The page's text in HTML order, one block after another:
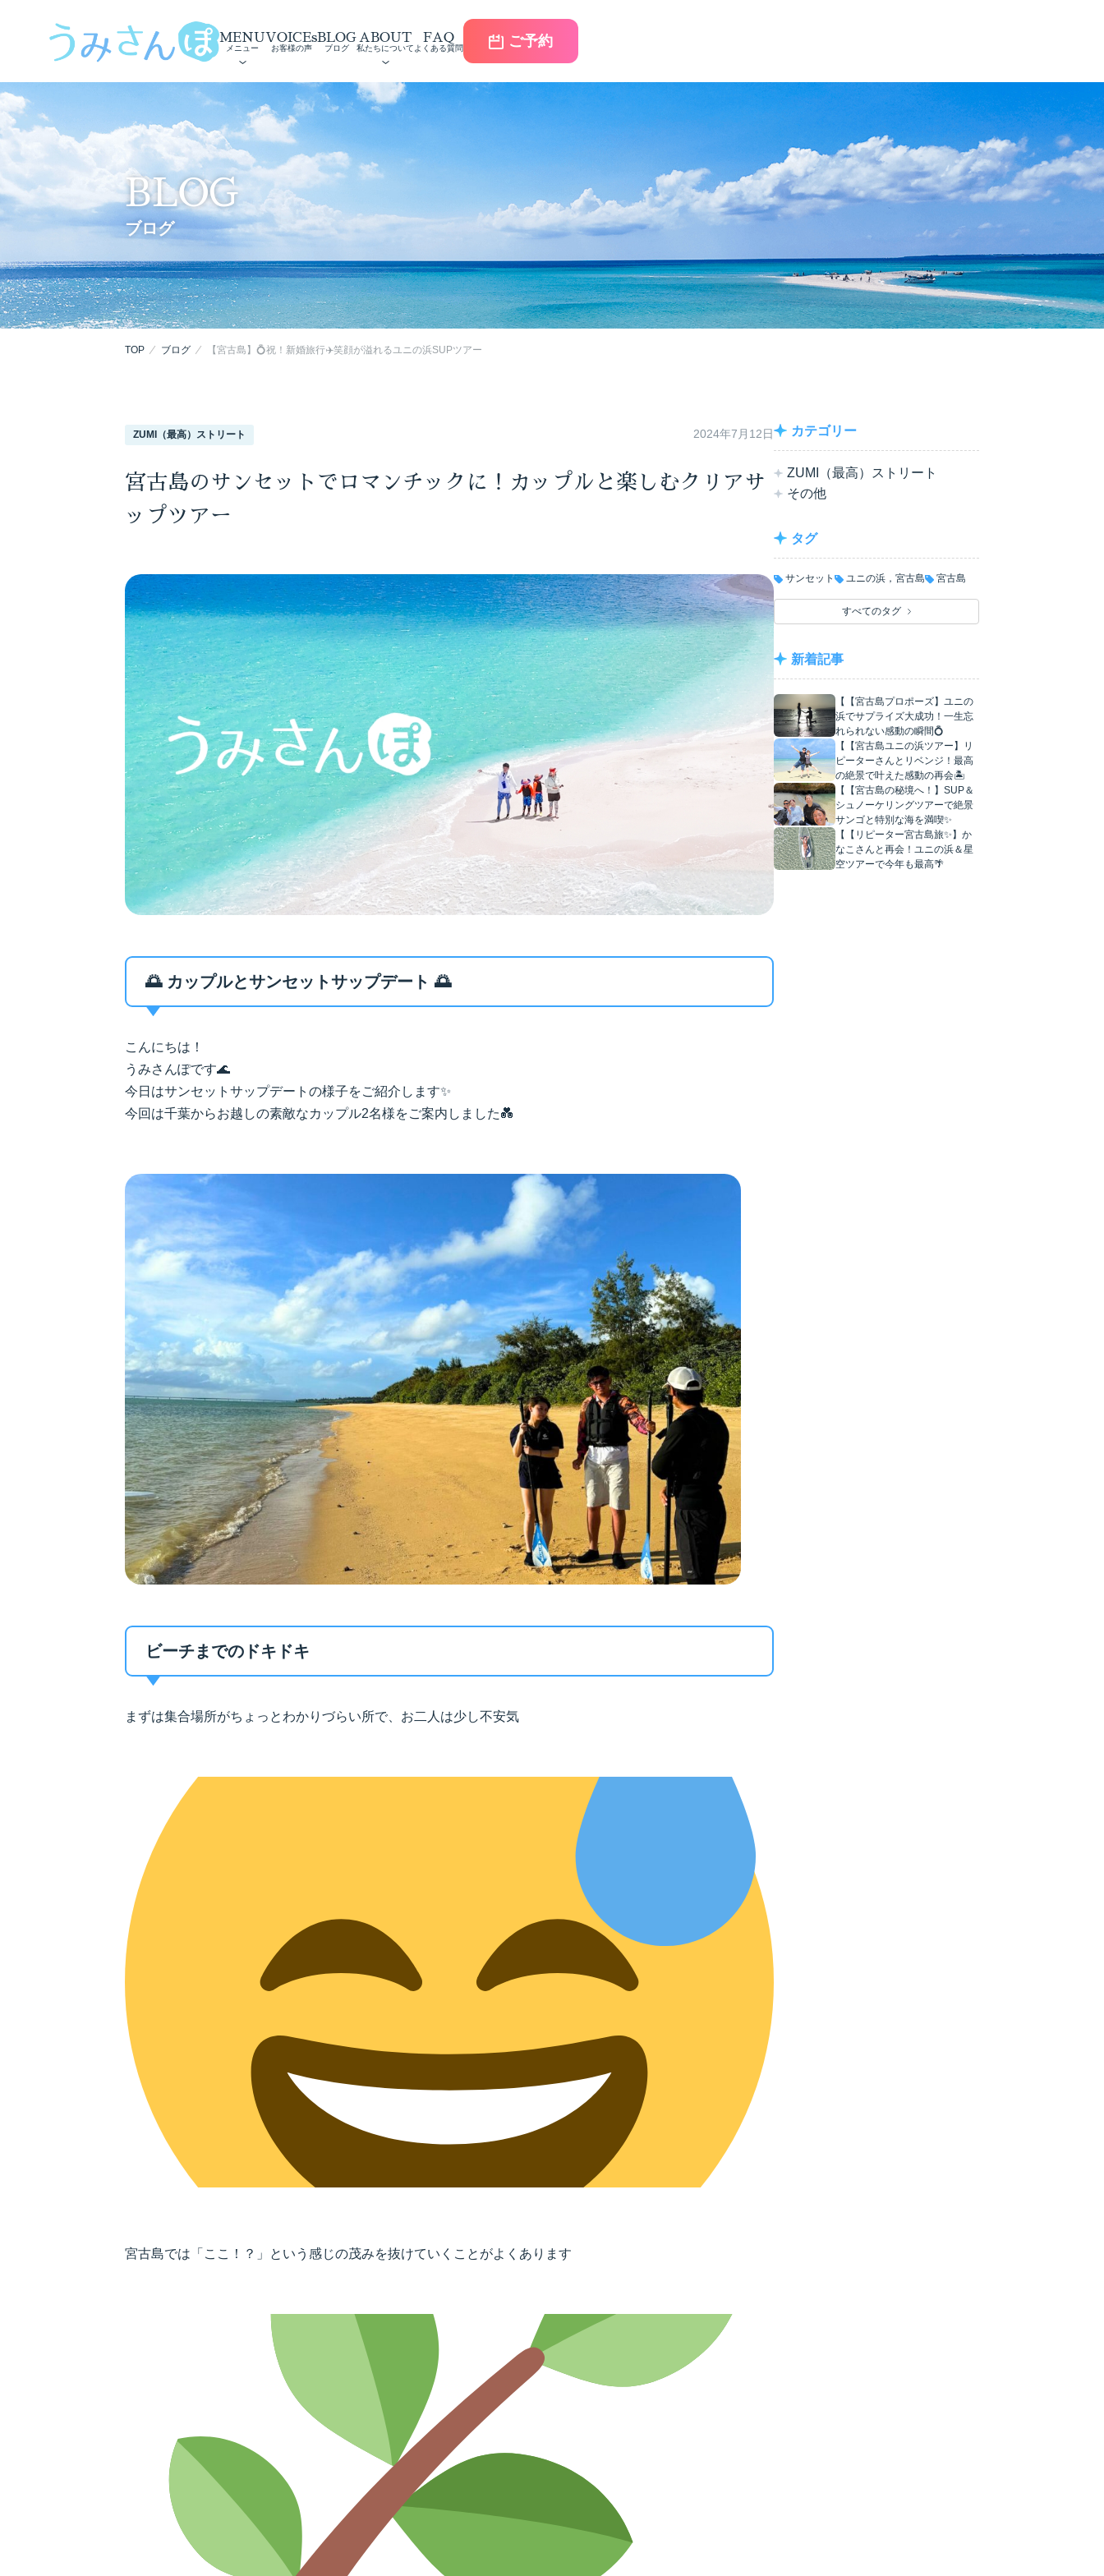
MENU
メニュー
VOICEs
お客様の声
BLOG
ブログ
ABOUT
私たちについて
FAQ
よくある質問 ご予約
BLOG
ブログ
TOP ブログ 【宮古島】💍祝！新婚旅行✈️笑顔が溢れるユニの浜SUPツアー
ZUMI（最高）ストリート 2024年7月12日
宮古島のサンセットでロマンチックに！カップルと楽しむクリアサ
ップツアー
🌅 カップルとサンセットサップデート 🌅
こんにちは！
うみさんぽです🌊
今日はサンセットサップデートの様子をご紹介します✨
今回は千葉からお越しの素敵なカップル2名様をご案内しました💑
ビーチまでのドキドキ
まずは集合場所がちょっとわかりづらい所で、お二人は少し不安気
宮古島では「ここ！？」という感じの茂みを抜けていくことがよくあります
カテゴリー
ZUMI（最高）ストリート
その他
タグ
サンセット ユニの浜，宮古島 宮古島
すべてのタグ
新着記事
【【宮古島プロポーズ】ユニの
浜でサプライズ大成功！一生忘
れられない感動の瞬間💍
【【宮古島ユニの浜ツアー】リ
ピーターさんとリベンジ！最高
の絶景で叶えた感動の再会🏝️
【【宮古島の秘境へ！】SUP＆
シュノーケリングツアーで絶景
サンゴと特別な海を満喫✨
【【リピーター宮古島旅✨】か
なこさんと再会！ユニの浜＆星
空ツアーで今年も最高🌴